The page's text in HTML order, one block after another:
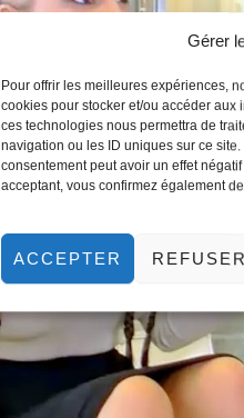
Gérer
Pour offrir les meilleures expériences,
cookies pour stocker et/ou accéder
ces technologies nous permettra de
navigation ou les ID uniques sur ce
consentement peut avoir un effet
acceptant, vous confirmez également
ACCEPTER REFUSER
Cliquez
cookies